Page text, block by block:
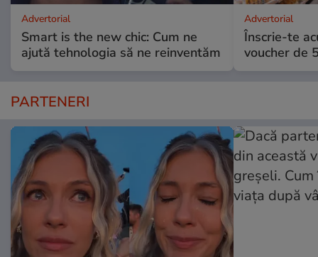
Advertorial
Smart is the new chic: Cum ne
ajută tehnologia să ne reinventăm
Advertorial
Înscrie-te
voucher de
PARTENERI